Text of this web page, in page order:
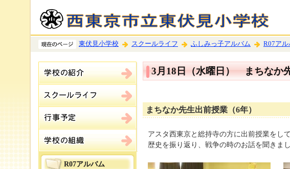
東伏見小学校 スクールライフ ふしみっ子アルバム R07アル
R07アルバム
3月18日（水曜日） まちなか
まちなか先生出前授業（6年）
アスタ西東京と総持寺の方に出前授業をし
歴史を振り返り、戦争の時のお話を聞きまし